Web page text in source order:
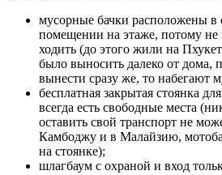
мусорные бачки расположены в
помещении на этаже, потому не
ходить (до этого жили на
было выносить далеко от дома,
вынести сразу же, то набегают
бесплатная закрытая стоянка
всегда есть свободные места
оставить свой транспорт не
Камбоджу и в Малайзию,
на стоянке);
шлагбаум с охраной и вход